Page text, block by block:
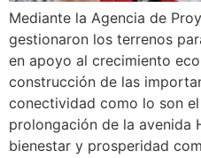
Mediante la Agencia de
gestionaron los terrenos
en apoyo al crecimiento
construcción de las
conectividad como lo son
prolongación de la avenida
bienestar y prosperidad